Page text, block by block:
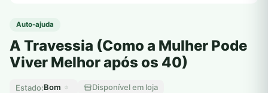
Auto-ajuda
A Travessia (Como a Mulher Pode
Viver Melhor após os 40)
Estado:Bom Disponível em loja